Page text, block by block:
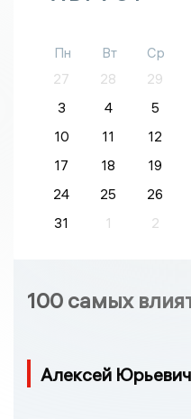
Пн Вт Ср
27
28 29
3
4 5
10
11 12
17
18 19
24
25 26
31
1 2
100 самых
Алексей